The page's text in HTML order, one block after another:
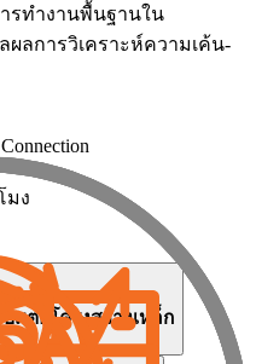
ารทำงานพื้นฐานใน
ลผลการวิเคราะห์ความเค้น-
มง
มต่อโครงสร้างเหล็ก